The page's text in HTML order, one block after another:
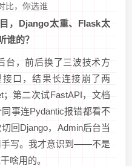
比，你选谁
，Django太重、Flask太
谁的？
台，前后换了三波技术方
口，结果长连接崩了两
第二次试FastAPI，文档
事连Pydantic报错都看不
回Django，Admin后台当
手写。我才意识到——不是
啥用的。